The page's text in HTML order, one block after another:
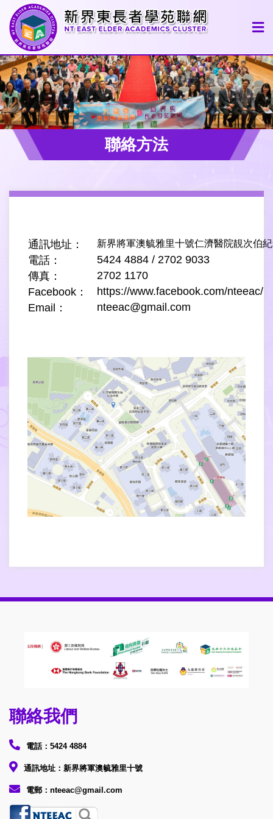
聯絡方法
通訊地址： 新界將軍澳毓雅里十號仁濟醫院靚次伯
電話：
5424 4884 / 2702 9033
傳真：
2702 1170
Facebook：
https://www.facebook.com/nteeac/
Email：
nteeac@gmail.com
聯絡我們
電話：5424 4884
通訊地址：新界將軍澳毓雅里十號
電郵：nteeac@gmail.com